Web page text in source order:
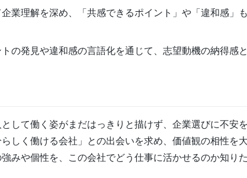
業理解を深め、「共感できるポイント」や「違和感」
の発見や違和感の言語化を通じて、志望動機の納得感
して働く姿がまだはっきりと描けず、企業選びに不安
らしく働ける会社」との出会いを求め、価値観の相性を
強みや個性を、この会社でどう仕事に活かせるのか知り